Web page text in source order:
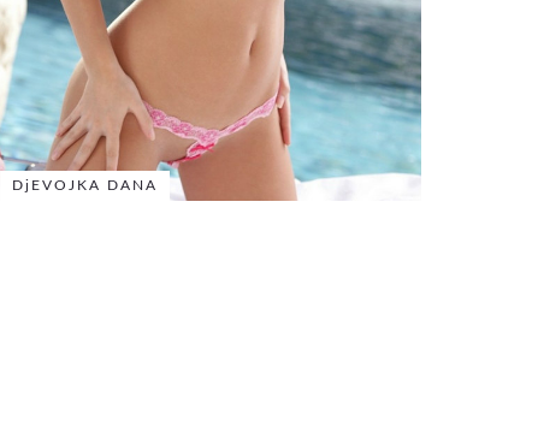
DjEVOJKA DANA